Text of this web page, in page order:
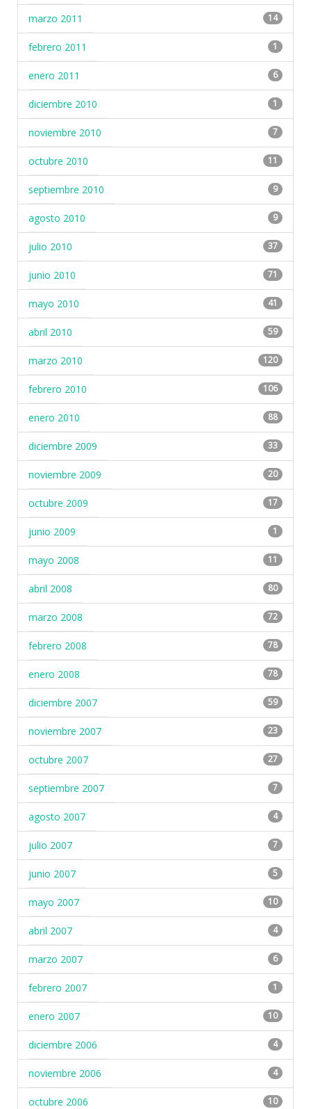
marzo 2011 14
febrero 2011 1
enero 2011 6
diciembre 2010 1
noviembre 2010 7
octubre 2010 11
septiembre 2010 9
agosto 2010 9
julio 2010 37
junio 2010 71
mayo 2010 41
abril 2010 59
marzo 2010 120
febrero 2010 106
enero 2010 88
diciembre 2009 33
noviembre 2009 20
octubre 2009 17
junio 2009 1
mayo 2008 11
abril 2008 80
marzo 2008 72
febrero 2008 78
enero 2008 78
diciembre 2007 59
noviembre 2007 23
octubre 2007 27
septiembre 2007 7
agosto 2007 4
julio 2007 7
junio 2007 5
mayo 2007 10
abril 2007 4
marzo 2007 6
febrero 2007 1
enero 2007 10
diciembre 2006 4
noviembre 2006 4
octubre 2006 10